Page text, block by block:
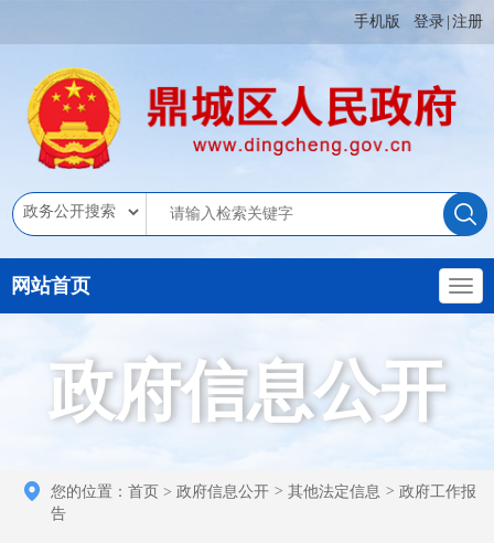
手机版 登录 注册
网站首页
政府信息公开
您的位置： 首页 > 政府信息公开 > 其他法定信息 > 政府工作报
告